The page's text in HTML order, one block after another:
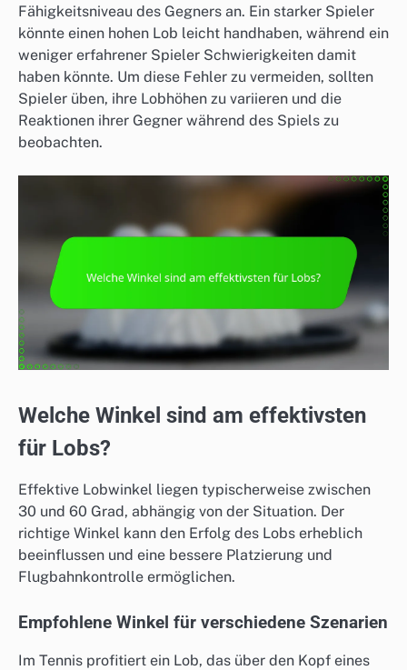
Fähigkeitsniveau des Gegners an. Ein starker Spieler
könnte einen hohen Lob leicht handhaben, während ein
weniger erfahrener Spieler Schwierigkeiten damit
haben könnte. Um diese Fehler zu vermeiden, sollten
Spieler üben, ihre Lobhöhen zu variieren und die
Reaktionen ihrer Gegner während des Spiels zu
beobachten.
Welche Winkel sind am effektivsten
für Lobs?
Effektive Lobwinkel liegen typischerweise zwischen
30 und 60 Grad, abhängig von der Situation. Der
richtige Winkel kann den Erfolg des Lobs erheblich
beeinflussen und eine bessere Platzierung und
Flugbahnkontrolle ermöglichen.
Empfohlene Winkel für verschiedene Szenarien
Im Tennis profitiert ein Lob, das über den Kopf eines